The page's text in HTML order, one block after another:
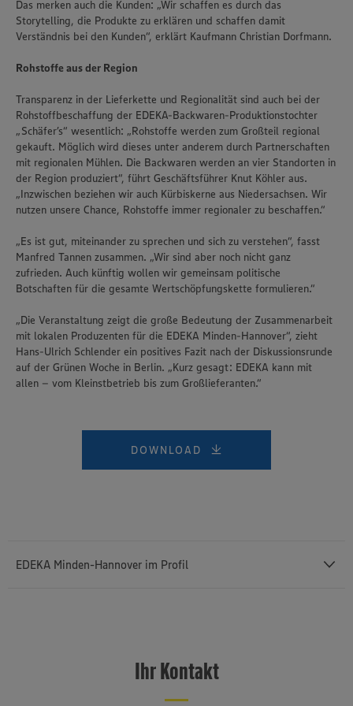
Das merken auch die Kunden: „Wir schaffen es durch das
Storytelling, die Produkte zu erklären und schaffen damit
Verständnis bei den Kunden“, erklärt Kaufmann Christian Dorfmann.
Rohstoffe aus der Region
Transparenz in der Lieferkette und Regionalität sind auch bei der
Rohstoffbeschaffung der EDEKA-Backwaren-Produktionstochter
„Schäfer’s“ wesentlich: „Rohstoffe werden zum Großteil regional
gekauft. Möglich wird dieses unter anderem durch Partnerschaften
mit regionalen Mühlen. Die Backwaren werden an vier Standorten in
der Region produziert“, führt Geschäftsführer Knut Köhler aus.
„Inzwischen beziehen wir auch Kürbiskerne aus Niedersachsen. Wir
nutzen unsere Chance, Rohstoffe immer regionaler zu beschaffen.“
„Es ist gut, miteinander zu sprechen und sich zu verstehen“, fasst
Manfred Tannen zusammen. „Wir sind aber noch nicht ganz
zufrieden. Auch künftig wollen wir gemeinsam politische
Botschaften für die gesamte Wertschöpfungskette formulieren.“
„Die Veranstaltung zeigt die große Bedeutung der Zusammenarbeit
mit lokalen Produzenten für die EDEKA Minden-Hannover“, zieht
Hans-Ulrich Schlender ein positives Fazit nach der Diskussionsrunde
auf der Grünen Woche in Berlin. „Kurz gesagt: EDEKA kann mit
allen – vom Kleinstbetrieb bis zum Großlieferanten.“
DOWNLOAD
EDEKA Minden-Hannover im Profil
selbstständigen Einzelhandels und etwa 3.140 Auszubildenden) ist
EDEKA Minden-Hannoverdie umsatzstärkste von insgesamt
Ihr Kontakt